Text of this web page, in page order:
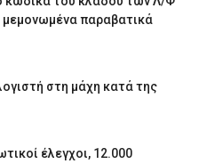
παραβατικά
στη μάχη κατά της
έλεγχοι, 12.000